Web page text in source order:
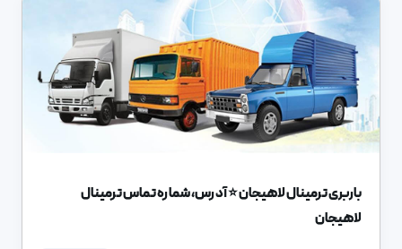
باربری ترمینال لاهیجان ⭐️ آدرس، شماره تماس ترمینال
لاهیجان